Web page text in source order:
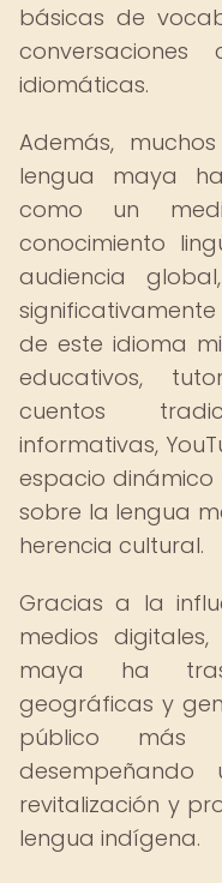
básicas de
conversaciones
idiomáticas.
Además,
lengua maya
como un
conocimiento
audiencia
de este idioma
educativos,
cuentos
informativas,
espacio
sobre la lengua
herencia cultural.
Gracias a la
medios
maya ha
geográficas y
público más
revitalización y
lengua indígena.